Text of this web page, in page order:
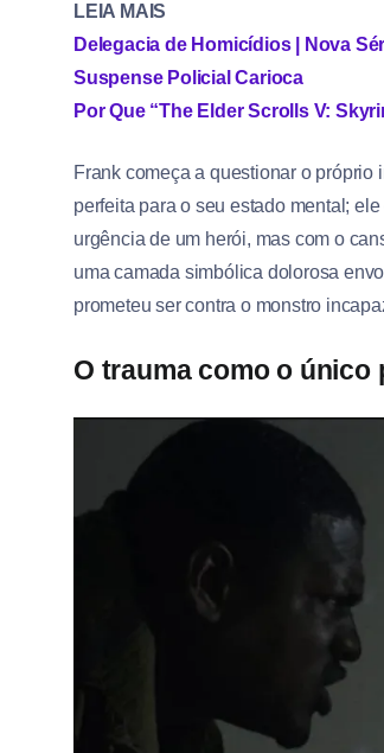
LEIA MAIS
Delegacia de Homicídios | Nova
Suspense Policial Carioca
Por Que “The Elder Scrolls V:
Frank começa a questionar o próprio
perfeita para o seu estado mental;
urgência de um herói, mas com o
uma camada simbólica dolorosa
prometeu ser contra o monstro
O trauma como o único